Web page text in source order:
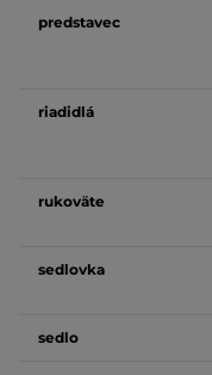
predstavec
riadidlá
rukoväte
sedlovka
sedlo